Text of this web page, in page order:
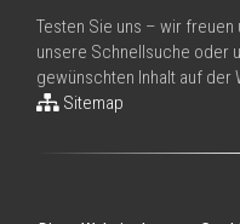
Testen Sie uns – wir freuen
unsere Schnellsuche oder
gewünschten Inhalt auf der
Sitemap